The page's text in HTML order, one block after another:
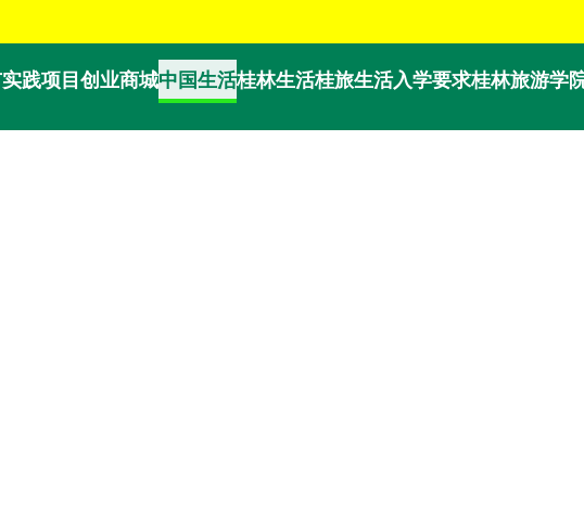
实践项目 创业商城中国生活桂林生活桂旅生活入学要求桂林旅游学